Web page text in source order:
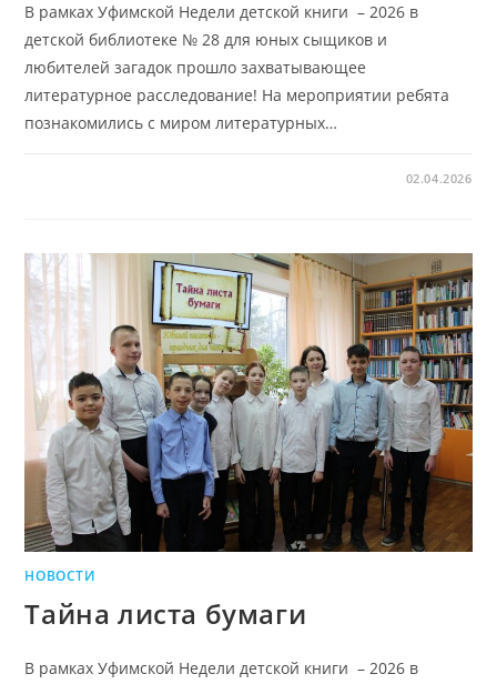
В рамках Уфимской Недели детской книги – 2026 в
детской библиотеке № 28 для юных сыщиков и
любителей загадок прошло захватывающее
литературное расследование! На мероприятии ребята
познакомились с миром литературных…
02.04.2026
НОВОСТИ
Тайна листа бумаги
В рамках Уфимской Недели детской книги – 2026 в